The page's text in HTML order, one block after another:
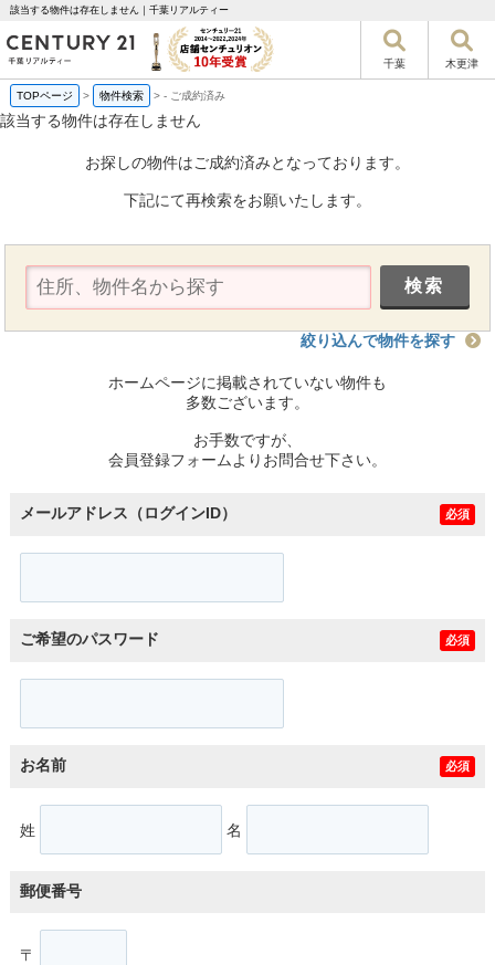
該当する物件は存在しません｜千葉リアルティー
千葉 木更津
TOPページ > 物件検索 >- ご成約済み
該当する物件は存在しません
お探しの物件はご成約済みとなっております。
下記にて再検索をお願いたします。
絞り込んで物件を探す
ホームページに掲載されていない物件も
多数ございます。
お手数ですが、
会員登録フォームよりお問合せ下さい。
メールアドレス（ログインID） 必須
ご希望のパスワード 必須
お名前 必須
姓 名
郵便番号
〒